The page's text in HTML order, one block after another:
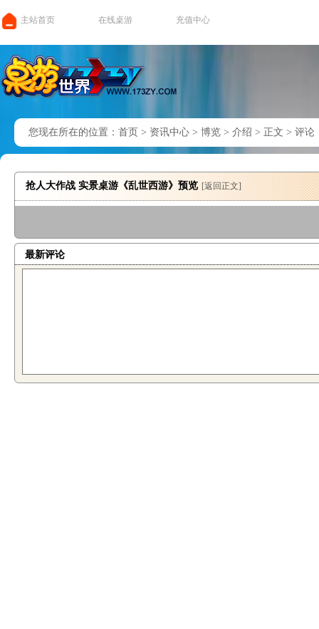
主站首页 在线桌游 充值中心
您现在所在的位置： 首页 > 资讯中心 > 博览 > 介绍 > 正文 > 评论
抢人大作战 实景桌游《乱世西游》预览 [返回正文]
最新评论